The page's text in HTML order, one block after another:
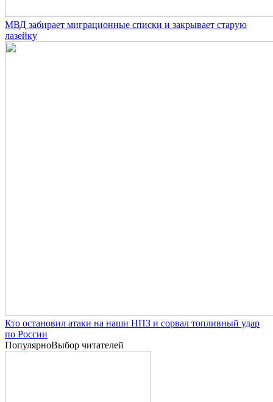
МВД забирает миграционные списки и закрывает старую
лазейку
Кто остановил атаки на наши НПЗ и сорвал топливный удар
по России
ПопулярноВыбор читателей